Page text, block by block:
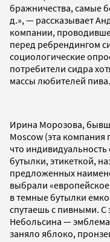
бражничества, самые
д.», — рассказывает
компании,
перед ребрендингом
социологические
потребители сидра
массы любителей пива.
Ирина Морозова,
Moscow (эта
что
бутылки, этикеткой,
предложенных
выбрали
в темные бутылки
спутаешь с пивными. С
Небольсина —
заняло яблоко,